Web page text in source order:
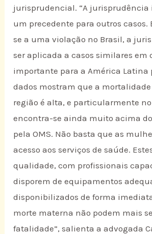
jurisprudencial. “A
um precedente para outros casos.
se a uma violação no Brasil, a
ser aplicada a casos similares em
importante para a América Latina
dados mostram que a
região é alta, e particularmente
encontra-se ainda muito acima
pela OMS. Não basta que as
acesso aos serviços de saúde.
qualidade, com profissionais
disporem de equipamentos
disponibilizados de forma
morte materna não podem mais
fatalidade”, salienta a advogada